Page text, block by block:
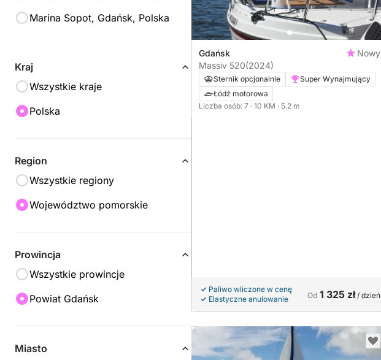
Marina Sopot, Gdańsk, Polska
Kraj
Wszystkie kraje
Polska
Region
Wszystkie regiony
Województwo pomorskie
Prowincja
Wszystkie prowincje
Powiat Gdańsk
Miasto
Gdańsk
Nowy
Massiv 520(2024)
Sternik opcjonalnie
Super Wynajmujący
Łódź motorowa
Liczba osób: 7 · 10 KM · 5.2 m
Paliwo wliczone w cenę
Elastyczne anulowanie
Od 1 325 zł/ dzień